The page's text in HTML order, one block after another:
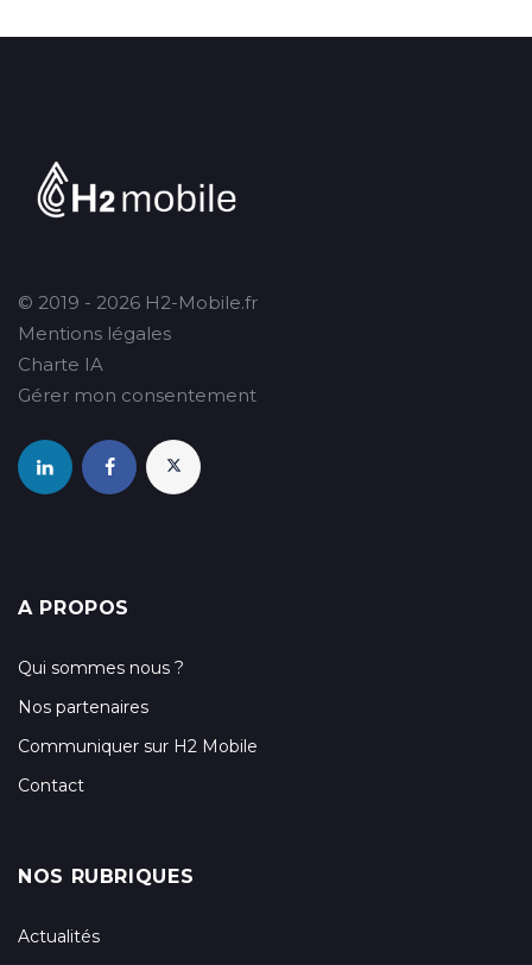
© 2019 - 2026 H2-Mobile.fr
Mentions légales
Charte IA
Gérer mon consentement
A PROPOS
Qui sommes nous ?
Nos partenaires
Communiquer sur H2 Mobile
Contact
NOS RUBRIQUES
Actualités